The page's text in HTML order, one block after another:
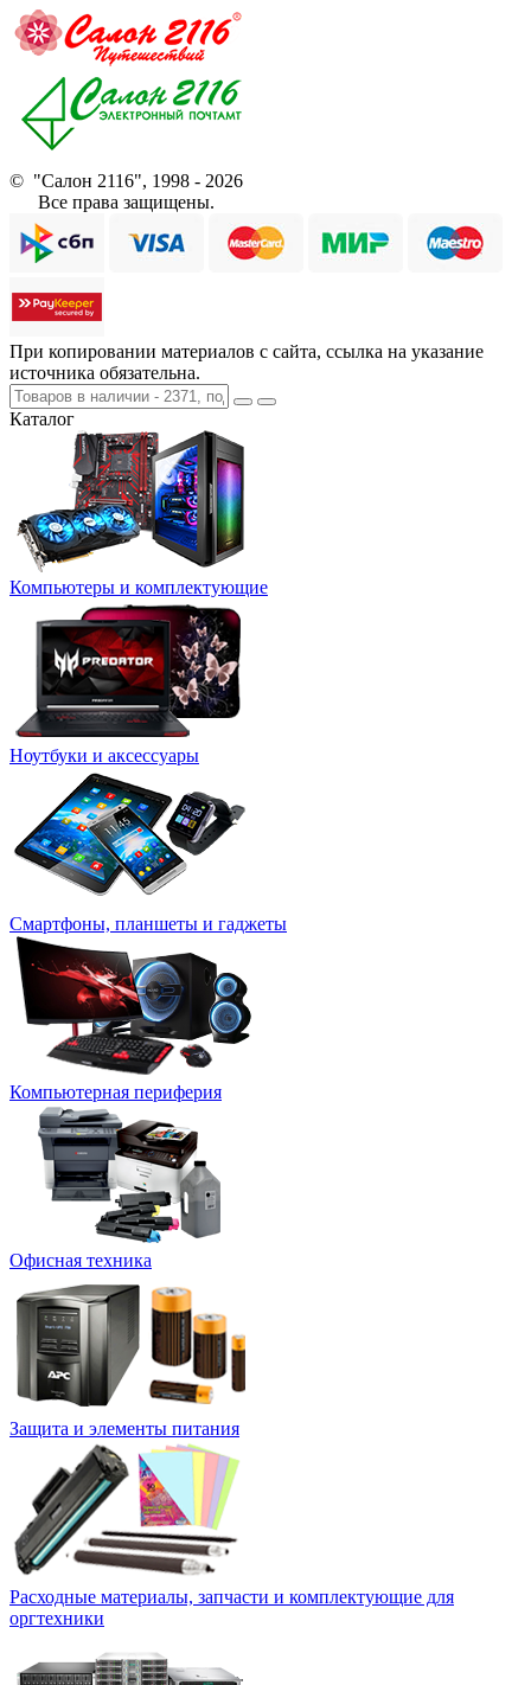
© "Салон 2116", 1998 - 2026
Все права защищены.
При копировании материалов с сайта, ссылка на указание
источника обязательна.
Каталог
Компьютеры и комплектующие
Ноутбуки и аксессуары
Смартфоны, планшеты и гаджеты
Компьютерная периферия
Офисная техника
Защита и элементы питания
Расходные материалы, запчасти и комплектующие для
оргтехники